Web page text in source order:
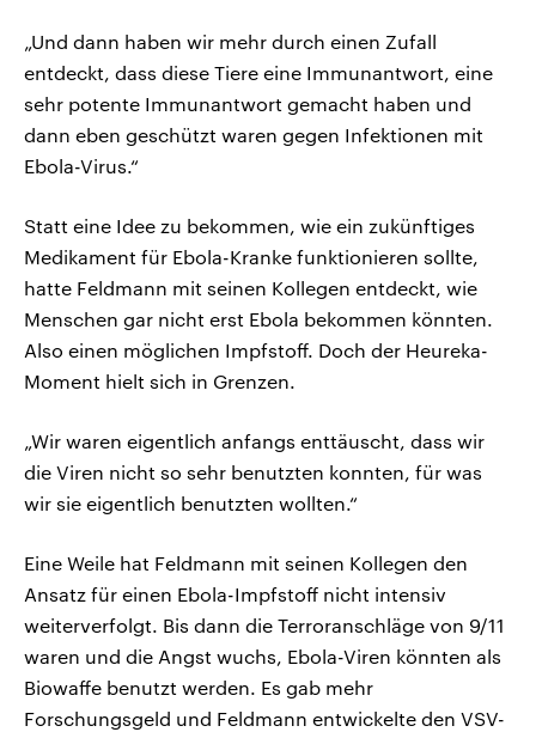
„Und dann haben wir mehr durch einen Zufall
entdeckt, dass diese Tiere eine Immunantwort, eine
sehr potente Immunantwort gemacht haben und
dann eben geschützt waren gegen Infektionen mit
Ebola-Virus.“
Statt eine Idee zu bekommen, wie ein zukünftiges
Medikament für Ebola-Kranke funktionieren sollte,
hatte Feldmann mit seinen Kollegen entdeckt, wie
Menschen gar nicht erst Ebola bekommen könnten.
Also einen möglichen Impfstoff. Doch der Heureka-
Moment hielt sich in Grenzen.
„Wir waren eigentlich anfangs enttäuscht, dass wir
die Viren nicht so sehr benutzten konnten, für was
wir sie eigentlich benutzten wollten.“
Eine Weile hat Feldmann mit seinen Kollegen den
Ansatz für einen Ebola-Impfstoff nicht intensiv
weiterverfolgt. Bis dann die Terroranschläge von 9/11
waren und die Angst wuchs, Ebola-Viren könnten als
Biowaffe benutzt werden. Es gab mehr
Forschungsgeld und Feldmann entwickelte den VSV-